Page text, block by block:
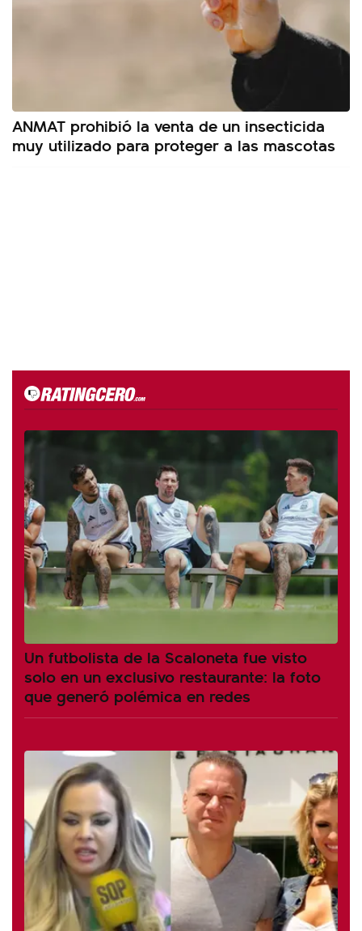
ANMAT prohibió la venta de un insecticida
muy utilizado para proteger a las mascotas
Un futbolista de la Scaloneta fue visto
solo en un exclusivo restaurante: la foto
que generó polémica en redes